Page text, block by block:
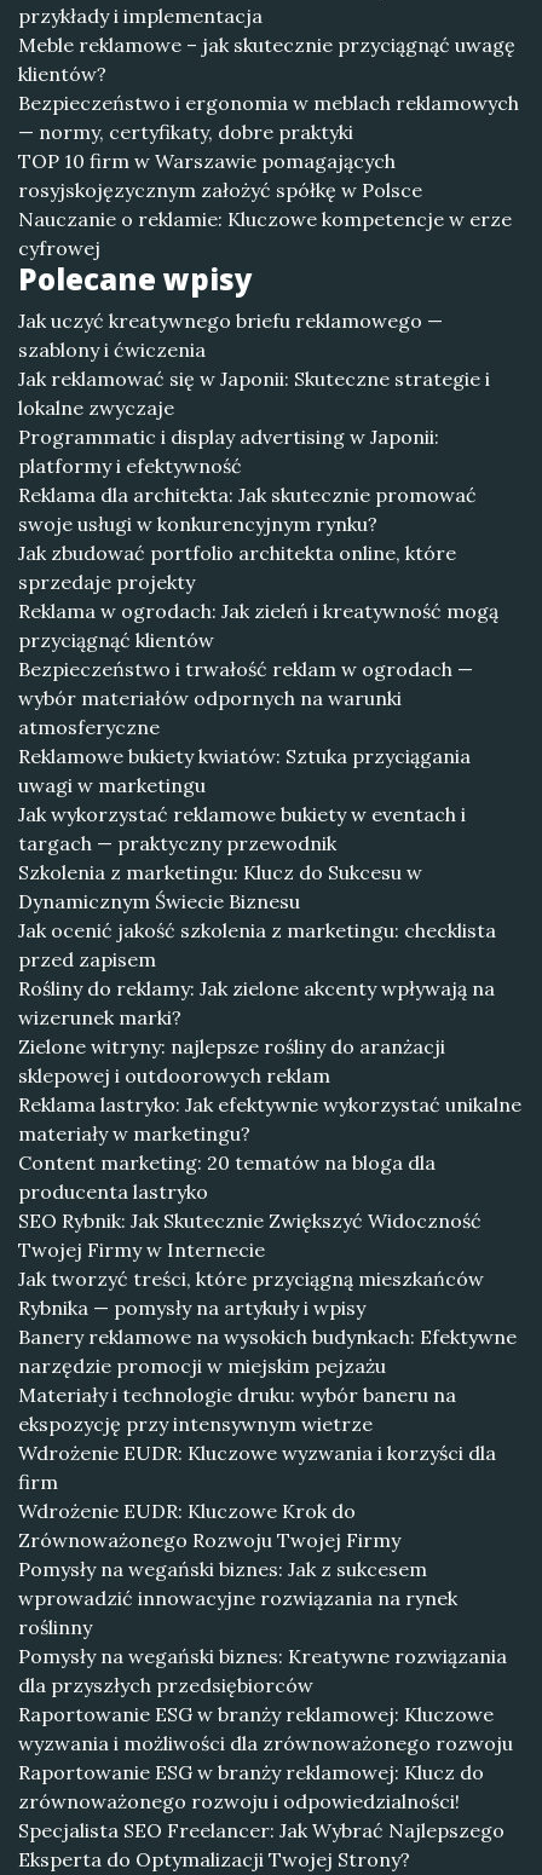
przykłady i implementacja
Meble reklamowe – jak skutecznie przyciągnąć uwagę
klientów?
Bezpieczeństwo i ergonomia w meblach reklamowych
— normy, certyfikaty, dobre praktyki
TOP 10 firm w Warszawie pomagających
rosyjskojęzycznym założyć spółkę w Polsce
Nauczanie o reklamie: Kluczowe kompetencje w erze
cyfrowej
Polecane wpisy
Jak uczyć kreatywnego briefu reklamowego —
szablony i ćwiczenia
Jak reklamować się w Japonii: Skuteczne strategie i
lokalne zwyczaje
Programmatic i display advertising w Japonii:
platformy i efektywność
Reklama dla architekta: Jak skutecznie promować
swoje usługi w konkurencyjnym rynku?
Jak zbudować portfolio architekta online, które
sprzedaje projekty
Reklama w ogrodach: Jak zieleń i kreatywność mogą
przyciągnąć klientów
Bezpieczeństwo i trwałość reklam w ogrodach —
wybór materiałów odpornych na warunki
atmosferyczne
Reklamowe bukiety kwiatów: Sztuka przyciągania
uwagi w marketingu
Jak wykorzystać reklamowe bukiety w eventach i
targach — praktyczny przewodnik
Szkolenia z marketingu: Klucz do Sukcesu w
Dynamicznym Świecie Biznesu
Jak ocenić jakość szkolenia z marketingu: checklista
przed zapisem
Rośliny do reklamy: Jak zielone akcenty wpływają na
wizerunek marki?
Zielone witryny: najlepsze rośliny do aranżacji
sklepowej i outdoorowych reklam
Reklama lastryko: Jak efektywnie wykorzystać unikalne
materiały w marketingu?
Content marketing: 20 tematów na bloga dla
producenta lastryko
SEO Rybnik: Jak Skutecznie Zwiększyć Widoczność
Twojej Firmy w Internecie
Jak tworzyć treści, które przyciągną mieszkańców
Rybnika — pomysły na artykuły i wpisy
Banery reklamowe na wysokich budynkach: Efektywne
narzędzie promocji w miejskim pejzażu
Materiały i technologie druku: wybór baneru na
ekspozycję przy intensywnym wietrze
Wdrożenie EUDR: Kluczowe wyzwania i korzyści dla
firm
Wdrożenie EUDR: Kluczowe Krok do
Zrównoważonego Rozwoju Twojej Firmy
Pomysły na wegański biznes: Jak z sukcesem
wprowadzić innowacyjne rozwiązania na rynek
roślinny
Pomysły na wegański biznes: Kreatywne rozwiązania
dla przyszłych przedsiębiorców
Raportowanie ESG w branży reklamowej: Kluczowe
wyzwania i możliwości dla zrównoważonego rozwoju
Raportowanie ESG w branży reklamowej: Klucz do
zrównoważonego rozwoju i odpowiedzialności!
Specjalista SEO Freelancer: Jak Wybrać Najlepszego
Eksperta do Optymalizacji Twojej Strony?